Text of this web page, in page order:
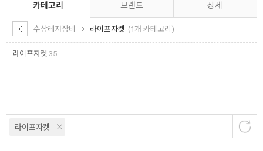
카테고리
수상레져장비 라이프자켓 (1개 카테고리)
라이프자켓 35
브랜드 상세
라이프자켓